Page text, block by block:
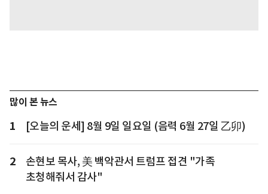
많이 본 뉴스
1 [오늘의 운세] 8월 9일 일요일 (음력 6월 27일 乙卯)
2
손현보 목사, 美 백악관서 트럼프 접견 "가족
초청해줘서 감사"